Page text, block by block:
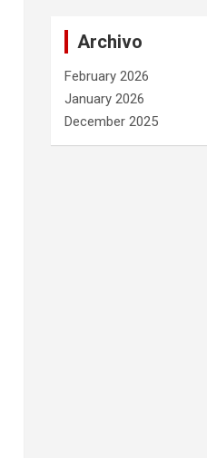
Archivo
February 2026
January 2026
December 2025